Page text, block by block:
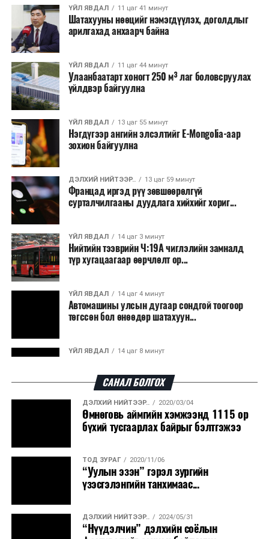
хэлбэрээр хэрэгжүүлэхээр тусгажээ.
Лаг хатаах, шатаах технологи нь бохир ус цэвэрлэх
байгууламжаас гардаг лагийг байгаль орчинд аюулгүй
аргаар боловсруулж, эзлэхүүнийг эрс бууруулах
зориулалттай. Лагийг өндөр температурт шатааснаар
эзлэхүүн нь 90 хүртэл хувиар буурч, бактери, вирус
болон бусад өвчин үүсгэгч бичил биетнийг устгах
боломжтой.
Түүнчлэн шаталтын явцад үүсэх дулааныг цахилгаан
болон дулааны эрчим хүч үйлдвэрлэхэд ашиглаж
болдог. Зарим технологийн хувьд шаталтын дараа
үлдэх үнснээс фосфор зэрэг ашигт эрдсийг сэргээн
авах боломжтой аж.
Япон, Герман, Швейцар, Нидерланд, Өмнөд Солонгос
зэрэг улс лаг хатаах, шатаах технологийг ашиглаж
байна. Тухайлбал, Германд лаг шатаах үйлдвэрээс
гарсан үнснээс фосфор сэргээн авах технологи
ашигладаг бол Нидерландад төвлөрсөн лаг
боловсруулах үйлдвэрүүдээр дулаан, цахилгаан
эрчим хүч үйлдвэрлэдэг.
Ийнхүү лаг хатаах, шатаах технологийг лагийн
эзлэхүүнийг бууруулахын зэрэгцээ эрчим хүч
үйлдвэрлэх, нөөцийг дахин ашиглах чиглэлээр олон
улсад өргөн ашиглаж байна.
ҮЙЛ ЯВДАЛ 11 цаг 41 минут
Шатахууны нөөцийг нэмэгдүүлэх, доголдлыг
арилгахад анхаарч байна
ҮЙЛ ЯВДАЛ 11 цаг 44 минут
Улаанбаатарт хоногт 250 м³ лаг боловсруулах
үйлдвэр байгуулна
ҮЙЛ ЯВДАЛ 13 цаг 55 минут
Нэгдүгээр ангийн элсэлтийг E-Mongolia-аар
зохион байгуулна
ДЭЛХИЙ НИЙТЭЭР.. 13 цаг 59 минут
Францад иргэд рүү зөвшөөрөлгүй
сурталчилгааны дуудлага хийхийг хориг...
ҮЙЛ ЯВДАЛ 14 цаг 3 минут
Нийтийн тээврийн Ч:19А чиглэлийн замналд
түр хугацаагаар өөрчлөлт ор...
ҮЙЛ ЯВДАЛ 14 цаг 4 минут
Автомашины улсын дугаар сондгой тоогоор
төгссөн бол өнөөдөр шатахуун...
ҮЙЛ ЯВДАЛ 14 цаг 8 минут
ДЭЛХИЙ НИЙТЭЭР.. 2026/08/06
“Уралдронзавод” компанийн ерөнхий
захирлын автомашиныг дэлбэлжээ...
ҮЙЛ ЯВДАЛ 2026/08/06
Сүхбаатар боомтоор тав хоногт 10 мянга гаруй
тонн АИ-92 автобензин и...
ДЭЛХИЙ НИЙТЭЭР.. 2026/08/06
Вашингтон мужийн ой хээрийн түймрийг
САНАЛ БОЛГОХ
ДЭЛХИЙ НИЙТЭЭР.. 2020/03/04
Өмнөговь аймгийн хэмжээнд 1115 ор
бүхий тусгаарлах байрыг бэлтгэжээ
ТОД ЗУРАГ 2020/11/06
“Уулын эзэн” гэрэл зургийн
үзэсгэлэнгийн танхимаас...
ДЭЛХИЙ НИЙТЭЭР.. 2024/05/31
“Нүүдэлчин” дэлхийн соёлын